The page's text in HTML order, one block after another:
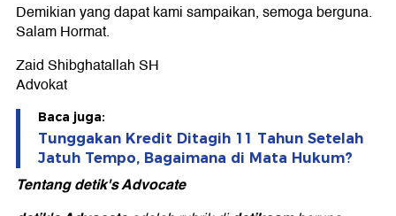
Demikian yang dapat kami sampaikan, semoga berguna.
Salam Hormat.
Zaid Shibghatallah SH
Advokat
Baca juga:
Tunggakan Kredit Ditagih 11 Tahun Setelah
Jatuh Tempo, Bagaimana di Mata Hukum?
Tentang detik's Advocate